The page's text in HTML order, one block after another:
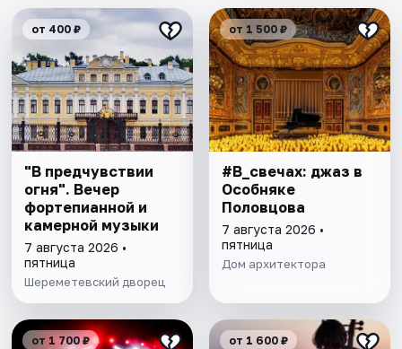
от 400 ₽
"В предчувствии
огня". Вечер
фортепианной и
камерной музыки
7 августа 2026 •
пятница
Шереметевский дворец
от 1 500 ₽
#В_свечах: джаз в
Особняке
Половцова
7 августа 2026 •
пятница
Дом архитектора
от 1 700 ₽ от 1 600 ₽